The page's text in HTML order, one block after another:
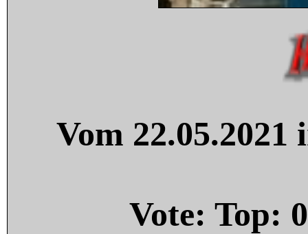
Vom
Vote: Top: 0